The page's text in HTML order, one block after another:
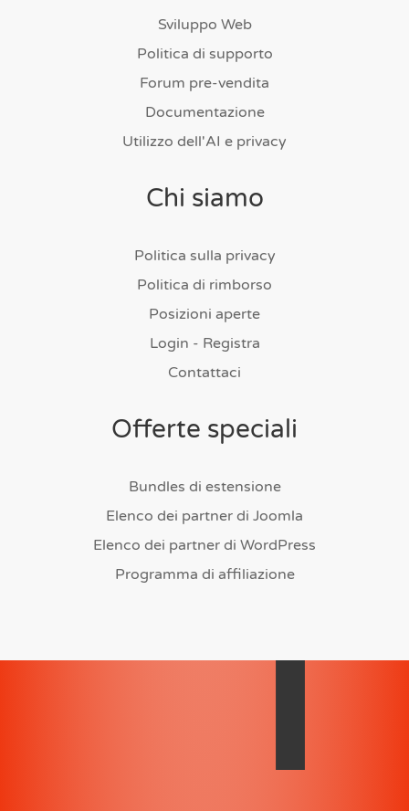
Sviluppo Web
Politica di supporto
Forum pre-vendita
Documentazione
Utilizzo dell'AI e privacy
Chi siamo
Politica sulla privacy
Politica di rimborso
Posizioni aperte
Login - Registra
Contattaci
Offerte speciali
Bundles di estensione
Elenco dei partner di Joomla
Elenco dei partner di WordPress
Programma di affiliazione